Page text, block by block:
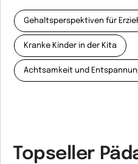
Gehaltsperspektiven für
Kranke Kinder in der Kita
Achtsamkeit und
Topseller